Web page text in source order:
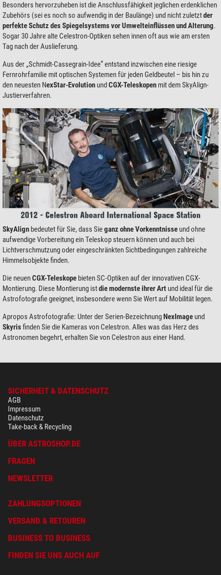
Besonders hervorzuheben ist die Anschlussfähigkeit jeglichen erdenklichen
Zubehörs (sei es noch so aufwendig in der Baulänge) und nicht zuletztder
perfekte Schutz des Spiegelsystems vor Umwelteinflüssen und Alterung.
Sogar 30 Jahre alte Celestron-Optiken sehen innen oft aus wie am ersten
Tag nach der Auslieferung.
Aus der „Schmidt-Cassegrain-Idee” entstand inzwischen eine riesige
Fernrohrfamilie mit optischen Systemen für jeden Geldbeutel – bis hin zu
den neuesten NexStar-Evolution und CGX-Teleskopen mit dem SkyAlign-
Justierverfahren.
SkyAlign bedeutet für Sie, dass Sieganz ohne Vorkenntnisse und ohne
aufwendige Vorbereitung ein Teleskop steuern können und auch bei
Lichtverschmutzung oder eingeschränkten Sichtbedingungen zahlreiche
Himmelsobjekte finden.
Die neuenCGX-Teleskope bieten SC-Optiken auf der innovativen CGX-
Montierung. Diese Montierung istdie modernste ihrer Art und ideal für die
Astrofotografie geeignet, insbesondere wenn Sie Wert auf Mobilität legen.
Apropos Astrofotografie: Unter der Serien-Bezeichnung NexImage und
Skyrisfinden Sie die Kameras von Celestron. Alles was das Herz des
Astronomen begehrt, erhalten Sie von Celestron aus einer Hand.
SICHERHEIT & DATENSCHUTZ
AGB
Impressum
Datenschutz
Take-back & Recycling
ÜBER ASTROSHOP.DE
FRAGEN
NEWSLETTER
ZAHLUNGSOPTIONEN
VERSAND & RETOUREN
BUSINESS TO BUSINESS
FINDEN SIE UNS AUCH AUF